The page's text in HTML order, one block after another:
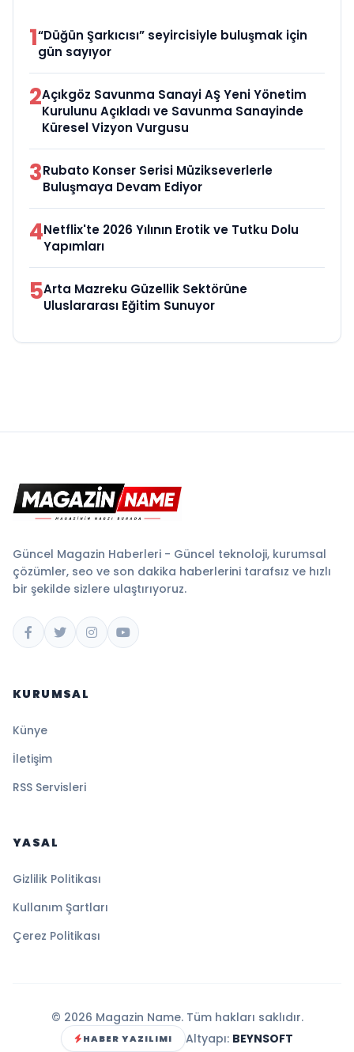
1“Düğün Şarkıcısı” seyircisiyle buluşmak için
gün sayıyor
2Açıkgöz Savunma Sanayi AŞ Yeni Yönetim
Kurulunu Açıkladı ve Savunma Sanayinde
Küresel Vizyon Vurgusu
3Rubato Konser Serisi Müzikseverlerle
Buluşmaya Devam Ediyor
4Netflix'te 2026 Yılının Erotik ve Tutku Dolu
Yapımları
5Arta Mazreku Güzellik Sektörüne
Uluslararası Eğitim Sunuyor
Güncel Magazin Haberleri - Güncel teknoloji, kurumsal
çözümler, seo ve son dakika haberlerini tarafsız ve hızlı
bir şekilde sizlere ulaştırıyoruz.
KURUMSAL
Künye
İletişim
RSS Servisleri
YASAL
Gizlilik Politikası
Kullanım Şartları
Çerez Politikası
© 2026 Magazin Name. Tüm hakları saklıdır.
HABER YAZILIMI Altyapı: BEYNSOFT